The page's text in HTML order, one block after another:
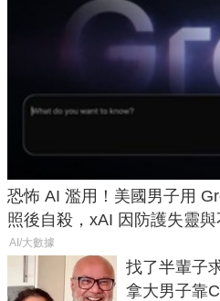
恐怖 AI 濫用！美國男子用
照後自殺，xAI 因防護失靈
AI/大數據
找了半輩子
拿大男子靠